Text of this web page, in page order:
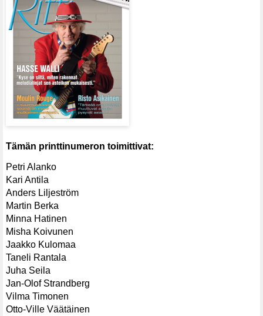
Tämän printtinumeron toimittivat:
Petri Alanko
Kari Antila
Anders Liljeström
Martin Berka
Minna Hatinen
Misha Koivunen
Jaakko Kulomaa
Taneli Rantala
Juha Seila
Jan-Olof Strandberg
Vilma Timonen
Otto-Ville Väätäinen